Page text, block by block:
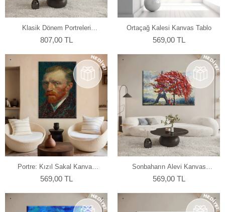
Klasik Dönem Portreleri
Kanvas Tablo
807,00 TL
Ortaçağ Kalesi Kanvas Tablo
569,00 TL
Portre: Kızıl Sakal Kanvas
Tablo
569,00 TL
Sonbaharın Alevi Kanvas
Tablo
569,00 TL